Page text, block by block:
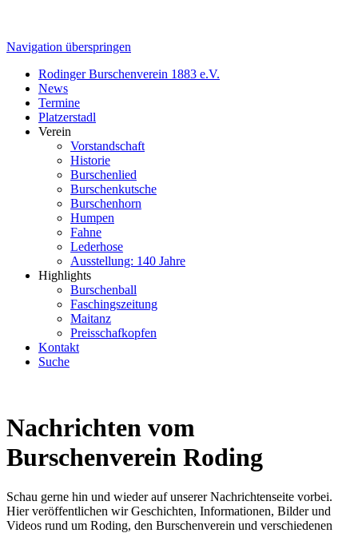
Navigation überspringen
Rodinger Burschenverein 1883 e.V.
News
Termine
Platzerstadl
Verein
Vorstandschaft
Historie
Burschenlied
Burschenkutsche
Burschenhorn
Humpen
Fahne
Lederhose
Ausstellung: 140 Jahre
Highlights
Burschenball
Faschingszeitung
Maitanz
Preisschafkopfen
Kontakt
Suche
Nachrichten vom
Burschenverein Roding
Schau gerne hin und wieder auf unserer Nachrichtenseite vorbei.
Hier veröffentlichen wir Geschichten, Informationen, Bilder und
Videos rund um Roding, den Burschenverein und verschiedenen